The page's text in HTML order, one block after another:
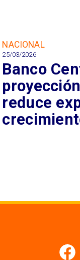
NACIONAL
25/03/2026
Banco
reduce